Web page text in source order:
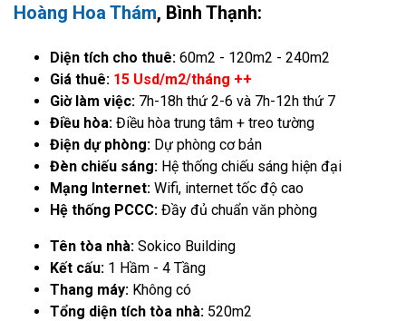
Hoàng Hoa Thám, Bình Thạnh:
Diện tích cho thuê: 60m2 - 120m2 - 240m2
Giá thuê: 15 Usd/m2/tháng ++
Giờ làm việc: 7h-18h thứ 2-6 và 7h-12h thứ 7
Điều hòa: Điều hòa trung tâm + treo tường
Điện dự phòng: Dự phòng cơ bản
Đèn chiếu sáng: Hệ thống chiếu sáng hiện đại
Mạng Internet: Wifi, internet tốc độ cao
Hệ thống PCCC: Đầy đủ chuẩn văn phòng
Tên tòa nhà: Sokico Building
Kết cấu: 1 Hầm - 4 Tầng
Thang máy: Không có
Tổng diện tích tòa nhà: 520m2